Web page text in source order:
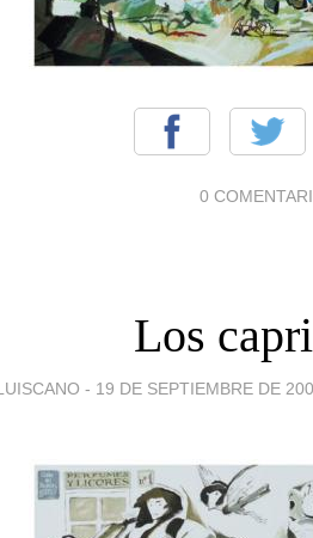
0
Los
- 19 DE SEPTIEMBRE DE